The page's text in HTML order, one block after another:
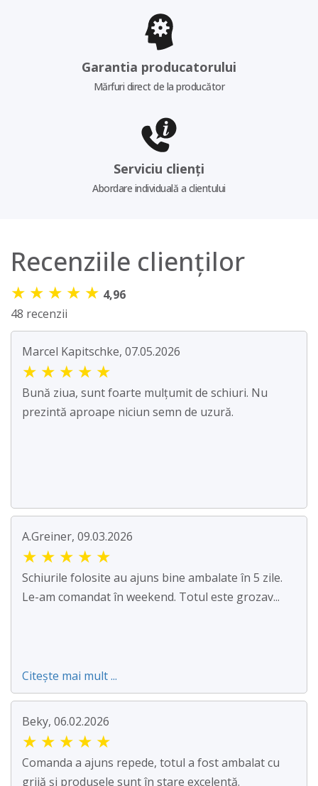
Garantia producatorului
Mărfuri direct de la producător
Serviciu clienți
Abordare individuală a clientului
Recenziile clienților
★ ★ ★ ★ ★ 4,96
48 recenzii
Marcel Kapitschke, 07.05.2026
★ ★ ★ ★ ★
Bună ziua, sunt foarte mulțumit de schiuri. Nu
prezintă aproape niciun semn de uzură.
A.Greiner, 09.03.2026
★ ★ ★ ★ ★
Schiurile folosite au ajuns bine ambalate în 5 zile.
Le-am comandat în weekend. Totul este grozav...
Citește mai mult ...
Beky, 06.02.2026
★ ★ ★ ★ ★
Comanda a ajuns repede, totul a fost ambalat cu
grijă și produsele sunt în stare excelentă.